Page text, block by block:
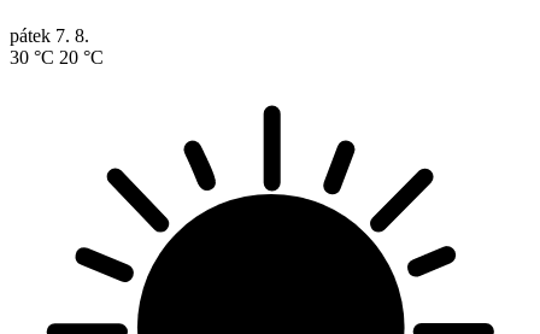
pátek 7. 8.
30 °C 20 °C